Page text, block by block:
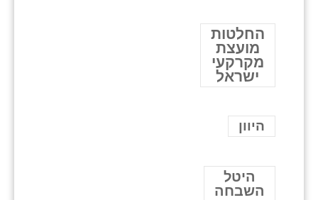
החלטות
מועצת
מקרקעי
ישראל
היוון
היטל
השבחה